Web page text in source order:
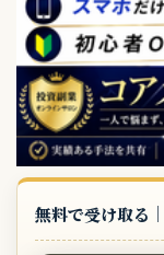
無料で受け取る